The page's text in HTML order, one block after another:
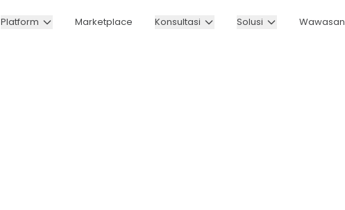
Platform Marketplace Konsultasi Solusi Wawasan